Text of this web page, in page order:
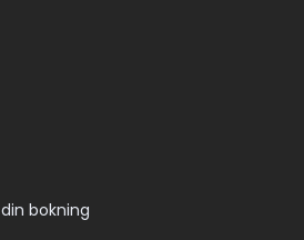
bokning